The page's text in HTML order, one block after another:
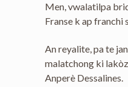
Men, vwalatilpa
Franse k ap franchi
An reyalite, pa te
malatchong ki
Anperè Dessalines.